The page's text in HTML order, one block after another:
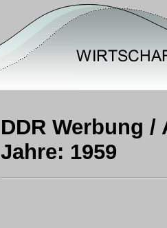
DDR Werbung
Jahre: 1959